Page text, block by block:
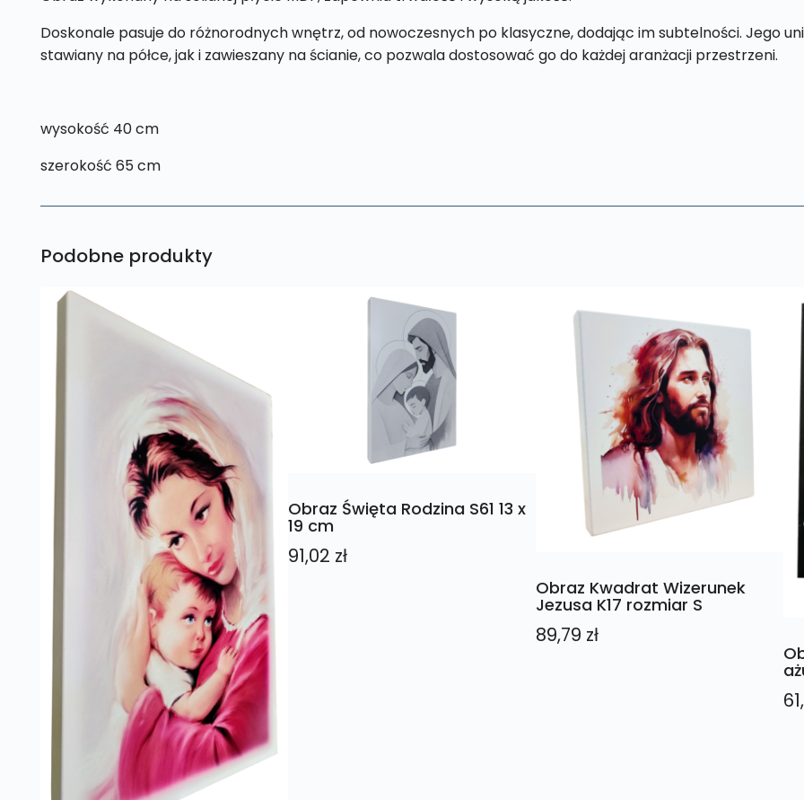
Doskonale pasuje do różnorodnych wnętrz, od nowoczesnych po klasyczne, dodając im subtelności. Jego
stawiany na półce, jak i zawieszany na ścianie, co pozwala dostosować go do każdej aranżacji przestrzeni.
wysokość 40 cm
szerokość 65 cm
Podobne produkty
Obraz Święta Rodzina S61 13 x
19 cm
91,02 zł
Obraz Kwadrat Wizerunek
Jezusa K17 rozmiar S
89,79 zł